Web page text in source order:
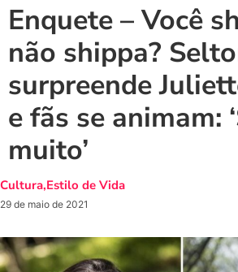
Enquete – Você
não shippa?
surpreende
e fãs se animam:
muito’
Cultura,Estilo de Vida
29 de maio de 2021